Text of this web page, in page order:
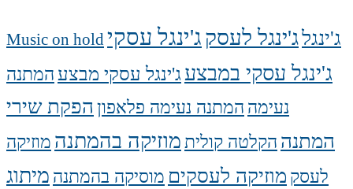
Music on hold ג'ינגלג'ינגל לעסקג'ינגל עסקי
ג'ינגל עסקי במבצעג'ינגל עסקי מבצעהמתנה
נעימה המתנה נעימה פלאפון הפקת שירי
המתנה הקלטה קוליתמוזיקה בהמתנה מוזיקה
לעסק מוזיקה לעסקים מוסיקה בהמתנה מיתוג